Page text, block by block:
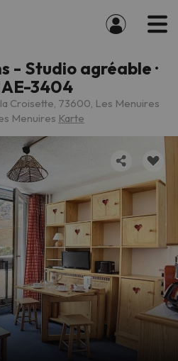
- Studio agréable ·
3404
la Croisette, 73600, Les Menuires
Menuires Karte